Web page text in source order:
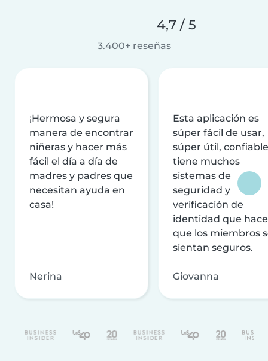
4,7 / 5
3.400+ reseñas
¡Hermosa y segura
manera de encontrar
niñeras y hacer más
fácil el día a día de
madres y padres que
necesitan ayuda en
casa!
Nerina
Esta aplicación es
súper fácil de usar,
súper útil,
tiene muchos
sistemas de
seguridad y
verificación de
identidad que
que los miembros
sientan seguros.
Giovanna